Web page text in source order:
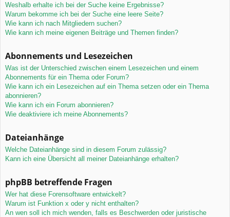
Weshalb erhalte ich bei der Suche keine Ergebnisse?
Warum bekomme ich bei der Suche eine leere Seite?
Wie kann ich nach Mitgliedern suchen?
Wie kann ich meine eigenen Beiträge und Themen finden?
Abonnements und Lesezeichen
Was ist der Unterschied zwischen einem Lesezeichen und einem
Abonnements für ein Thema oder Forum?
Wie kann ich ein Lesezeichen auf ein Thema setzen oder ein Thema
abonnieren?
Wie kann ich ein Forum abonnieren?
Wie deaktiviere ich meine Abonnements?
Dateianhänge
Welche Dateianhänge sind in diesem Forum zulässig?
Kann ich eine Übersicht all meiner Dateianhänge erhalten?
phpBB betreffende Fragen
Wer hat diese Forensoftware entwickelt?
Warum ist Funktion x oder y nicht enthalten?
An wen soll ich mich wenden, falls es Beschwerden oder juristische